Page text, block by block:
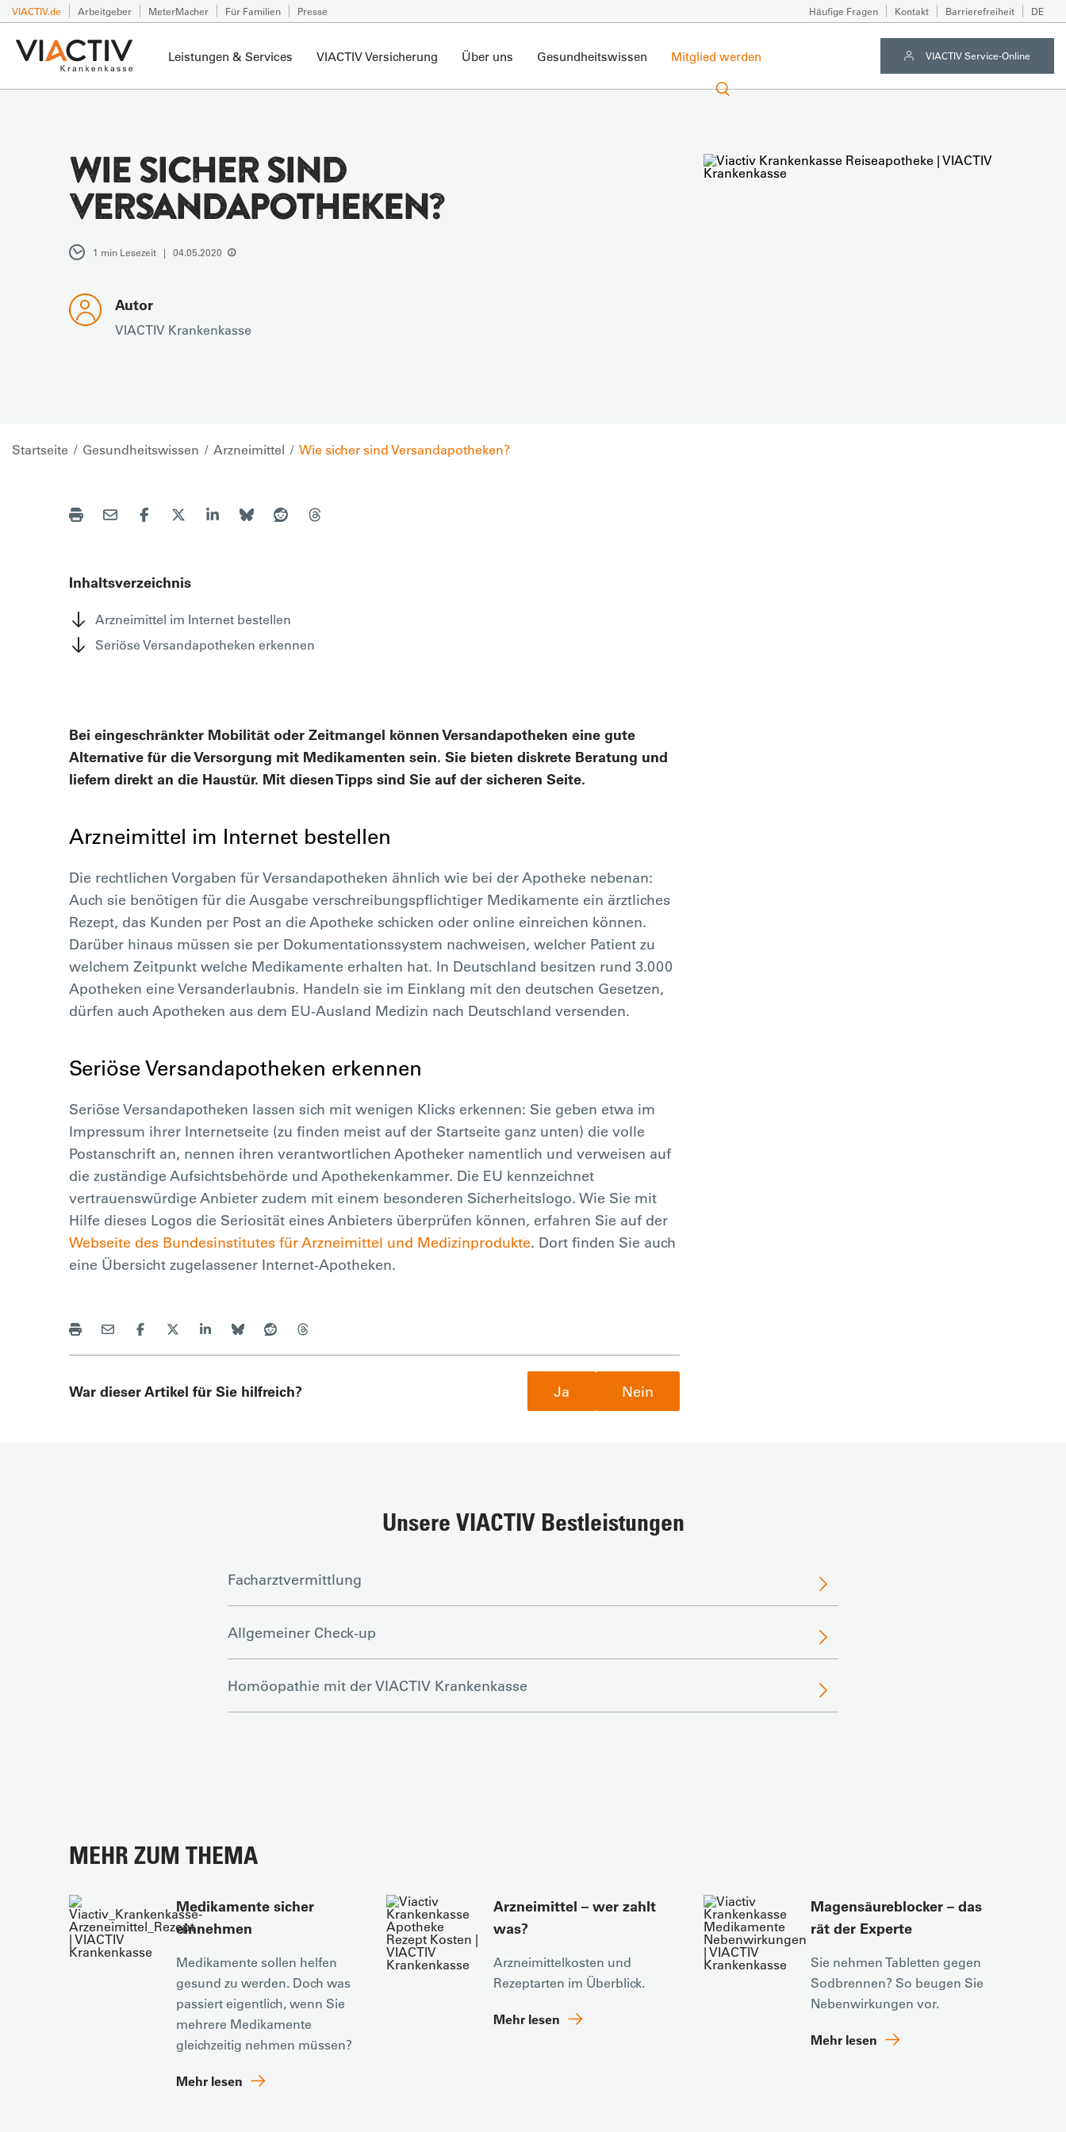
VIACTIV.de Arbeitgeber MeterMacher Für Familien Presse Häufige Fragen Kontakt Barrierefreiheit DE
Leistungen & Services VIACTIV Versicherung Über uns Gesundheitswissen Mitglied werden VIACTIV Service-Online
WIE SICHER SIND
VERSANDAPOTHEKEN?
1 min Lesezeit | 04.05.2020
Autor
VIACTIV Krankenkasse
Startseite Gesundheitswissen Arzneimittel Wie sicher sind Versandapotheken?
Inhaltsverzeichnis
Arzneimittel im Internet bestellen
Seriöse Versandapotheken erkennen
Bei eingeschränkter Mobilität oder Zeitmangel können Versandapotheken eine gute
Alternative für die Versorgung mit Medikamenten sein. Sie bieten diskrete Beratung und
liefern direkt an die Haustür. Mit diesen Tipps sind Sie auf der sicheren Seite.
Arzneimittel im Internet bestellen
Die rechtlichen Vorgaben für Versandapotheken ähnlich wie bei der Apotheke nebenan:
Auch sie benötigen für die Ausgabe verschreibungspflichtiger Medikamente ein ärztliches
Rezept, das Kunden per Post an die Apotheke schicken oder online einreichen können.
Darüber hinaus müssen sie per Dokumentationssystem nachweisen, welcher Patient zu
welchem Zeitpunkt welche Medikamente erhalten hat. In Deutschland besitzen rund 3.000
Apotheken eine Versanderlaubnis. Handeln sie im Einklang mit den deutschen Gesetzen,
dürfen auch Apotheken aus dem EU-Ausland Medizin nach Deutschland versenden.
Seriöse Versandapotheken erkennen
Seriöse Versandapotheken lassen sich mit wenigen Klicks erkennen: Sie geben etwa im
Impressum ihrer Internetseite (zu finden meist auf der Startseite ganz unten) die volle
Postanschrift an, nennen ihren verantwortlichen Apotheker namentlich und verweisen auf
die zuständige Aufsichtsbehörde und Apothekenkammer. Die EU kennzeichnet
vertrauenswürdige Anbieter zudem mit einem besonderen Sicherheitslogo. Wie Sie mit
Hilfe dieses Logos die Seriosität eines Anbieters überprüfen können, erfahren Sie auf der
Webseite des Bundesinstitutes für Arzneimittel und Medizinprodukte. Dort finden Sie auch
eine Übersicht zugelassener Internet-Apotheken.
War dieser Artikel für Sie hilfreich? Ja Nein
Unsere VIACTIV Bestleistungen
Facharztvermittlung
Allgemeiner Check-up
Homöopathie mit der VIACTIV Krankenkasse
MEHR ZUM THEMA
Medikamente sicher
einnehmen
Medikamente sollen helfen
gesund zu werden. Doch was
passiert eigentlich, wenn Sie
mehrere Medikamente
gleichzeitig nehmen müssen?
Mehr lesen
Arzneimittel – wer zahlt
was?
Arzneimittelkosten und
Rezeptarten im Überblick.
Mehr lesen
Magensäureblocker – das
rät der Experte
Sie nehmen Tabletten gegen
Sodbrennen? So beugen Sie
Nebenwirkungen vor.
Mehr lesen